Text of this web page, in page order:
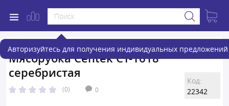
Авторизуйтесь для получения индивидуальных предложений
Мясорубка Centek CT-1618
серебристая
(0) 0
Код:
22342